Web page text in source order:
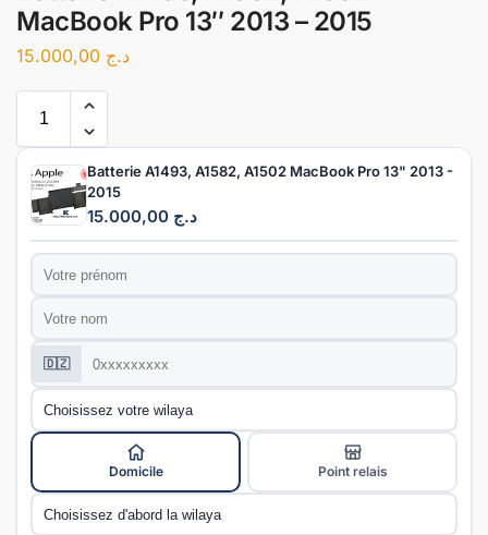
MacBook Pro 13″ 2013 – 2015
د.ج
Batterie A1493, A1582, A1502 MacBook Pro 13" 2013 -
2015
د.ج 15.000,00
Prénom
Nom
Téléphone
🇩🇿
Wilaya
Mode de livraison
Domicile
Point relais
Commune